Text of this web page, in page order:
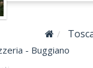
- Buggiano